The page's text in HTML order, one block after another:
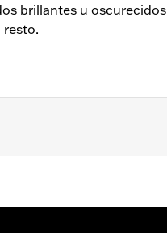
brillantes u oscurecidos
resto.